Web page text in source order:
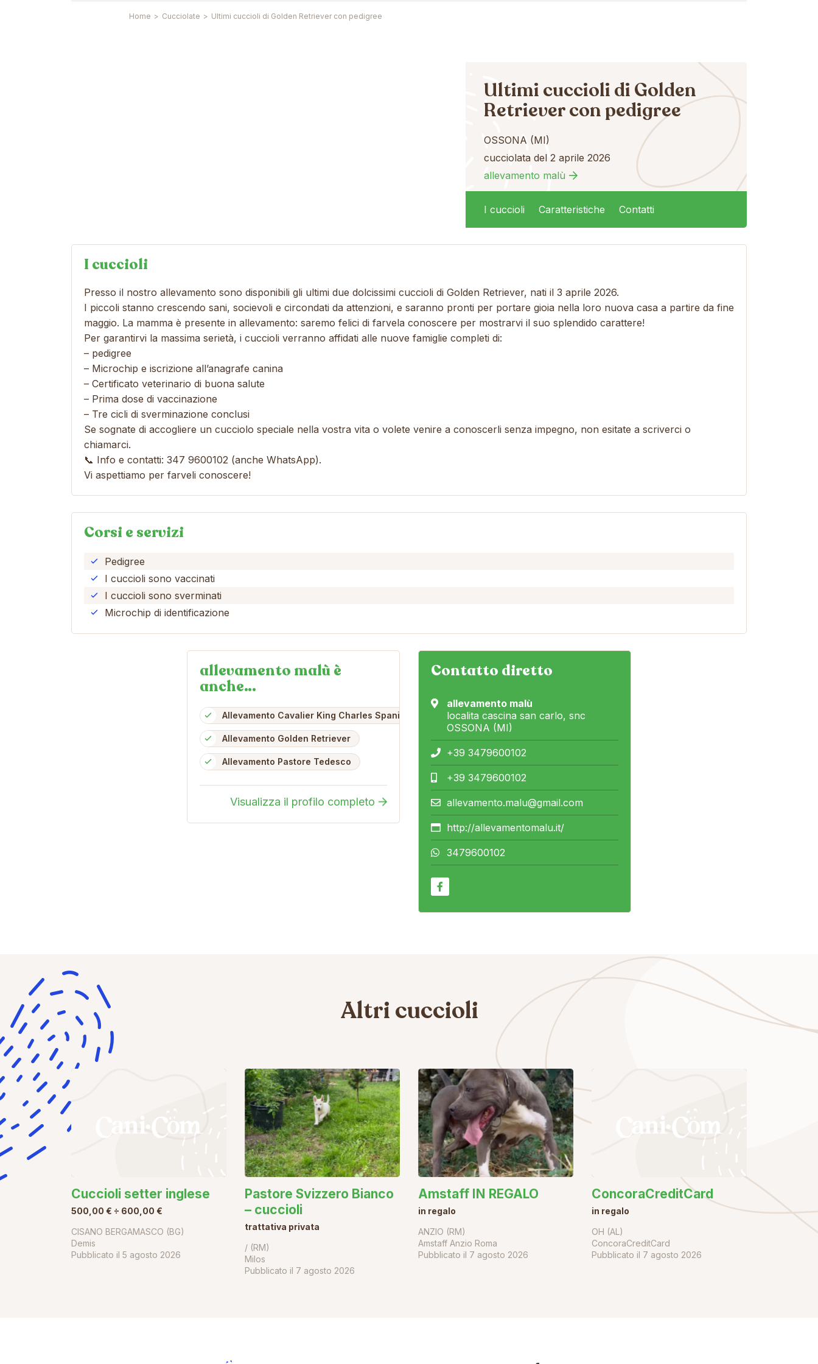
Home > Cucciolate > Ultimi cuccioli di Golden Retriever con pedigree
Ultimi cuccioli di Golden
Retriever con pedigree
OSSONA (MI)
cucciolata del 2 aprile 2026
allevamento malù
I cuccioli Caratteristiche Contatti
I cuccioli
Presso il nostro allevamento sono disponibili gli ultimi due dolcissimi cuccioli di Golden Retriever, nati il 3 aprile 2026.
I piccoli stanno crescendo sani, socievoli e circondati da attenzioni, e saranno pronti per portare gioia nella loro nuova casa a partire da fine
maggio. La mamma è presente in allevamento: saremo felici di farvela conoscere per mostrarvi il suo splendido carattere!
Per garantirvi la massima serietà, i cuccioli verranno affidati alle nuove famiglie completi di:
– pedigree
– Microchip e iscrizione all’anagrafe canina
– Certificato veterinario di buona salute
– Prima dose di vaccinazione
– Tre cicli di sverminazione conclusi
Se sognate di accogliere un cucciolo speciale nella vostra vita o volete venire a conoscerli senza impegno, non esitate a scriverci o
chiamarci.
📞 Info e contatti: 347 9600102 (anche WhatsApp).
Vi aspettiamo per farveli conoscere!
Corsi e servizi
Pedigree
I cuccioli sono vaccinati
I cuccioli sono sverminati
Microchip di identificazione
allevamento malù è
anche…
Allevamento Cavalier King Charles Spaniel
Allevamento Golden Retriever
Allevamento Pastore Tedesco
Visualizza il profilo completo
Contatto diretto
allevamento malù
localita cascina san carlo, snc
OSSONA (MI)
+39 3479600102
+39 3479600102
allevamento.malu@gmail.com
http://allevamentomalu.it/
3479600102
Altri cuccioli
Cuccioli setter inglese
500,00 € ÷ 600,00 €
CISANO BERGAMASCO (BG)
Demis
Pubblicato il 5 agosto 2026
Pastore Svizzero Bianco
– cuccioli
trattativa privata
/ (RM)
Milos
Pubblicato il 7 agosto 2026
Amstaff IN REGALO
in regalo
ANZIO (RM)
Amstaff Anzio Roma
Pubblicato il 7 agosto 2026
ConcoraCreditCard
in regalo
OH (AL)
ConcoraCreditCard
Pubblicato il 7 agosto 2026